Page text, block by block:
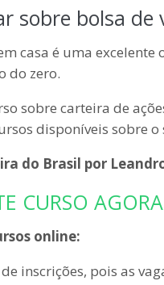
sobre bolsa de
casa é uma
do zero.
sobre carteira de
disponíveis sobre o
do Brasil por
CURSO AGORA
online:
inscrições, pois as